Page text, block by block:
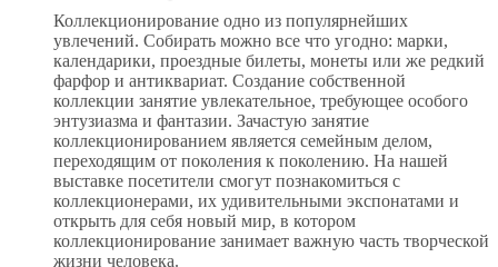
Коллекционирование одно из популярнейших
увлечений. Собирать можно все что угодно: марки,
календарики, проездные билеты, монеты или же редкий
фарфор и антиквариат. Создание собственной
коллекции занятие увлекательное, требующее особого
энтузиазма и фантазии. Зачастую занятие
коллекционированием является семейным делом,
переходящим от поколения к поколению. На нашей
выставке посетители смогут познакомиться с
коллекционерами, их удивительными экспонатами и
открыть для себя новый мир, в котором
коллекционирование занимает важную часть творческой
жизни человека.